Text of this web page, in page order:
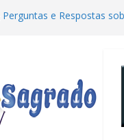
Perguntas e Respostas
relações com mulheres
Manual de Escatologia
precisava
7 Lições na Ressurreição